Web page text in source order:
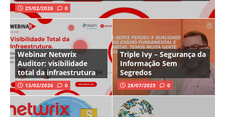
25/02/2026 0
Webinar Netwrix
Auditor: visibilidade
total da infraestrutura
13/02/2026 0
Triple Ivy – Segurança da
Informação Sem
Segredos
28/07/2025 0